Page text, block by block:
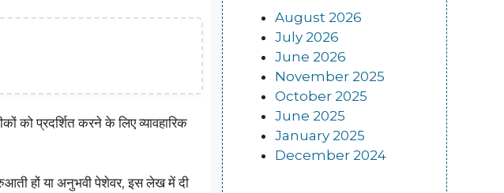
को प्रदर्शित करने के लिए व्यावहारिक
हों या अनुभवी पेशेवर, इस लेख में दी
August 2026
July 2026
June 2026
November 2025
October 2025
June 2025
January 2025
December 2024